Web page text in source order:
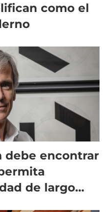
como el
debe encontrar
de largo